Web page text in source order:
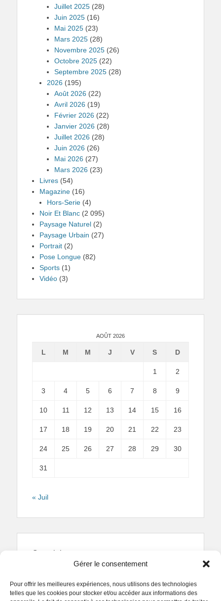
Gérer le consentement
Pour offrir les meilleures expériences, nous utilisons des technologies
telles que les cookies pour stocker et/ou accéder aux informations des
Juillet 2025 (28)
Juin 2025 (16)
Mai 2025 (23)
Mars 2025 (28)
Novembre 2025 (26)
Octobre 2025 (22)
Septembre 2025 (28)
2026 (195)
Août 2026 (22)
Avril 2026 (19)
Février 2026 (22)
Janvier 2026 (28)
Juillet 2026 (28)
Juin 2026 (26)
Mai 2026 (27)
Mars 2026 (23)
Livres (54)
Magazine (16)
Hors-Serie (4)
Noir Et Blanc (2 095)
Paysage Naturel (2)
Paysage Urbain (27)
Portrait (2)
Pose Longue (82)
Sports (1)
Vidéo (3)
AOÛT 2026
L M M J V S D
1 2
3 4 5 6 7 8 9
10 11 12 13 14 15 16
17 18 19 20 21 22 23
24 25 26 27 28 29 30
31
« Juil
Copyright
Reproduction interdite.Textes et photographies
© Regards Parisiens 2011-2026.